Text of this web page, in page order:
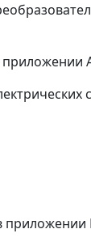
приложении
приложении